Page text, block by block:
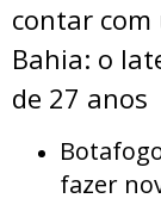
contar
Bahia: o
de 27 anos
fazer